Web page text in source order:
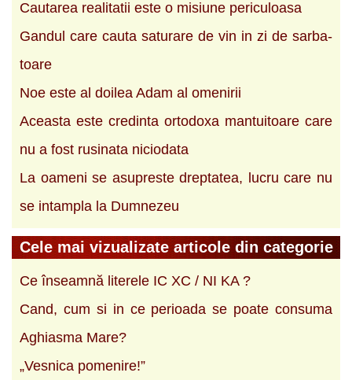
Cautarea realitatii este o misiune periculoasa
Gandul care cauta saturare de vin in zi de sarba­
toare
Noe este al doilea Adam al omenirii
Aceasta este credinta ortodoxa mantuitoare care
nu a fost rusinata niciodata
La oameni se asupreste dreptatea, lucru care nu
se intampla la Dumnezeu
Cele mai vizualizate articole din categorie
Ce înseamnă literele IC XC / NI KA ?
Cand, cum si in ce perioada se poate consuma
Aghiasma Mare?
„Vesnica pomenire!”